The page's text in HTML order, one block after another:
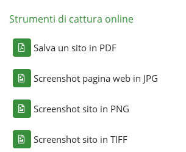
Strumenti di cattura online
Salva un sito in PDF
Screenshot pagina web in JPG
Screenshot sito in PNG
Screenshot sito in TIFF